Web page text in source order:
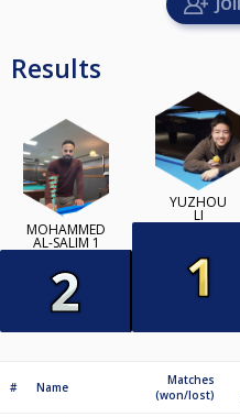
Results
MOHAMMED
AL-SALIM 1
YUZHOU
LI
# Name
Matches
(won/lost)